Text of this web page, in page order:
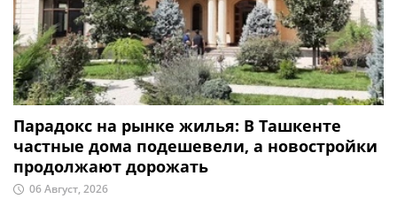
Парадокс на рынке жилья: В Ташкенте
частные дома подешевели, а новостройки
продолжают дорожать
06 Август, 2026